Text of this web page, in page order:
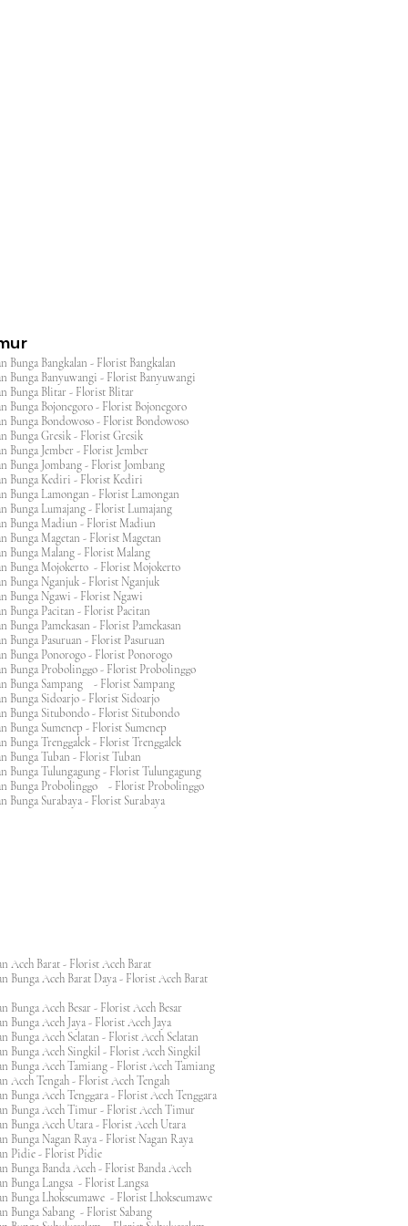
Bunga Bangkalan - Florist Bangkalan
Bunga Banyuwangi - Florist Banyuwangi
Bunga Blitar - Florist Blitar
Bunga Bojonegoro - Florist Bojonegoro
Bunga Bondowoso - Florist Bondowoso
Bunga Gresik - Florist Gresik
Bunga Jember - Florist Jember
Bunga Jombang - Florist Jombang
Bunga Kediri - Florist Kediri
Bunga Lamongan - Florist Lamongan
Bunga Lumajang - Florist Lumajang
Bunga Madiun - Florist Madiun
Bunga Magetan - Florist Magetan
Bunga Malang - Florist Malang
Bunga Mojokerto - Florist Mojokerto
Bunga Nganjuk - Florist Nganjuk
Bunga Ngawi - Florist Ngawi
Bunga Pacitan - Florist Pacitan
Bunga Pamekasan - Florist Pamekasan
Bunga Pasuruan - Florist Pasuruan
Bunga Ponorogo - Florist Ponorogo
Bunga Probolinggo - Florist Probolinggo
Bunga Sampang - Florist Sampang
Bunga Sidoarjo - Florist Sidoarjo
Bunga Situbondo - Florist Situbondo
Bunga Sumenep - Florist Sumenep
Bunga Trenggalek - Florist Trenggalek
Bunga Tuban - Florist Tuban
Bunga Tulungagung - Florist Tulungagung
Bunga Probolinggo - Florist Probolinggo
Bunga Surabaya - Florist Surabaya
Aceh Barat - Florist Aceh Barat
Bunga Aceh Barat Daya - Florist Aceh Barat
Bunga Aceh Besar - Florist Aceh Besar
Bunga Aceh Jaya - Florist Aceh Jaya
Bunga Aceh Selatan - Florist Aceh Selatan
Bunga Aceh Singkil - Florist Aceh Singkil
Bunga Aceh Tamiang - Florist Aceh Tamiang
Aceh Tengah - Florist Aceh Tengah
Bunga Aceh Tenggara - Florist Aceh Tenggara
Bunga Aceh Timur - Florist Aceh Timur
Bunga Aceh Utara - Florist Aceh Utara
Bunga Nagan Raya - Florist Nagan Raya
Pidie - Florist Pidie
Bunga Banda Aceh - Florist Banda Aceh
Bunga Langsa - Florist Langsa
Bunga Lhokseumawe - Florist Lhokseumawe
Bunga Sabang - Florist Sabang